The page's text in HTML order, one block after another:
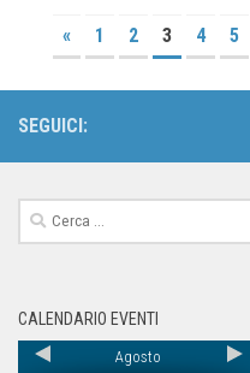
« 1 2 3 4 5
SEGUICI:
CALENDARIO EVENTI
Agosto